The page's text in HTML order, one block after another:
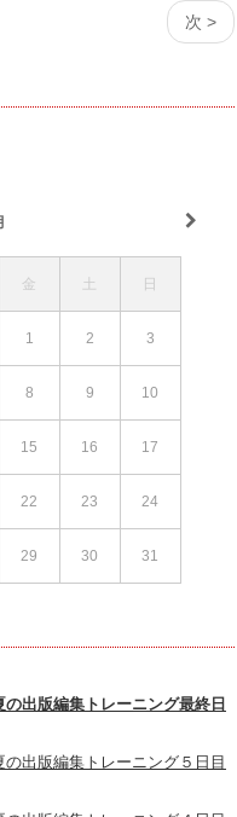
次 >
金 土 日
1 2 3
8 9 10
15 16 17
22 23 24
29 30 31
出版編集トレーニング最終日
出版編集トレーニング５日目